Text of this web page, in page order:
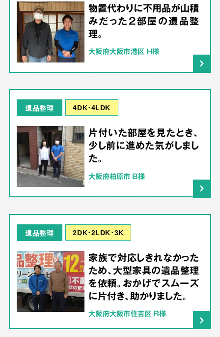
物置代わりに不用品が山積
みだった2部屋の遺品整
理。
大阪府大阪市港区 H様
遺品整理 4DK･4LDK
片付いた部屋を見たとき、
少し前に進めた気がしまし
た。
大阪府柏原市 B様
遺品整理 2DK･2LDK･3K
家族で対応しきれなかった
ため、大型家具の遺品整理
を依頼。おかげでスムーズ
に片付き、助かりました。
大阪府大阪市住吉区 R様